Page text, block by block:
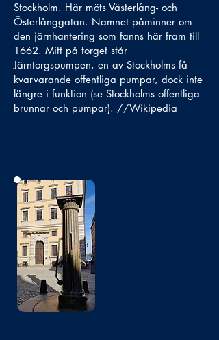
Stockholm. Här möts Västerlång- och
Österlånggatan. Namnet påminner om
den järnhantering som fanns här fram till
1662. Mitt på torget står
Järntorgspumpen, en av Stockholms få
kvarvarande offentliga pumpar, dock inte
längre i funktion (se Stockholms offentliga
brunnar och pumpar). //Wikipedia
Bild
saknas